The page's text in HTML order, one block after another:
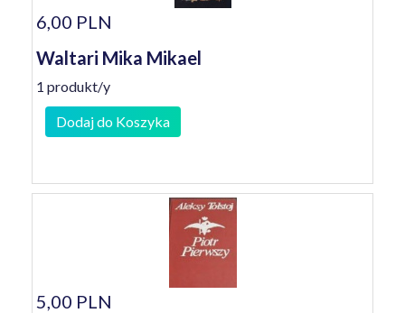
6,00 PLN
Waltari Mika Mikael
1 produkt/y
Dodaj do Koszyka
5,00 PLN